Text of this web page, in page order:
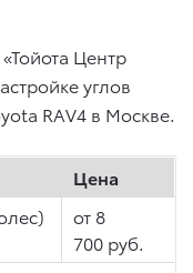
Центр
углов
RAV4 в Москве.
Цена
от 8
700 руб.